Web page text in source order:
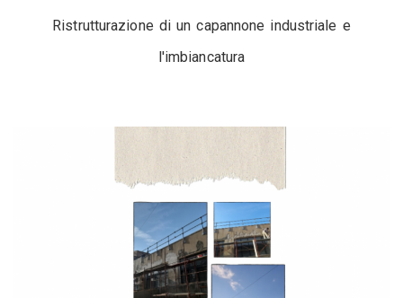
Ristrutturazione di un capannone industriale e
l'imbiancatura